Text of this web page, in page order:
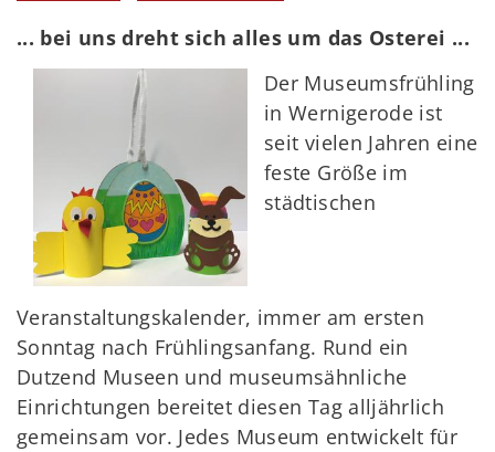
... bei uns dreht sich alles um das Osterei ...
Der Museumsfrühling
in Wernigerode ist
seit vielen Jahren eine
feste Größe im
städtischen
Veranstaltungskalender, immer am ersten
Sonntag nach Frühlingsanfang. Rund ein
Dutzend Museen und museumsähnliche
Einrichtungen bereitet diesen Tag alljährlich
gemeinsam vor. Jedes Museum entwickelt für